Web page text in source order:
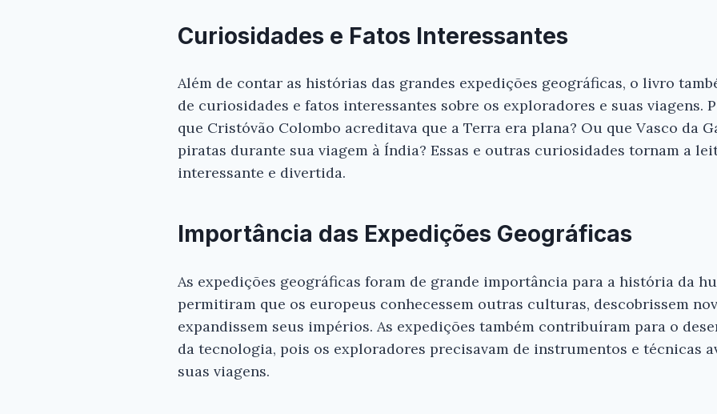
Curiosidades e Fatos Interessantes
Além de contar as histórias das grandes expedições geográficas, o livro
de curiosidades e fatos interessantes sobre os exploradores e suas viagens.
que Cristóvão Colombo acreditava que a Terra era plana? Ou que Vasco da
piratas durante sua viagem à Índia? Essas e outras curiosidades tornam a
interessante e divertida.
Importância das Expedições Geográficas
As expedições geográficas foram de grande importância para a história da
permitiram que os europeus conhecessem outras culturas, descobrissem
expandissem seus impérios. As expedições também contribuíram para o
da tecnologia, pois os exploradores precisavam de instrumentos e técnicas
suas viagens.